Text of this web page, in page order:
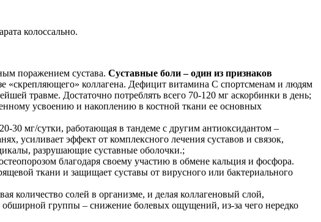
колоссально.
поражением сустава. Суставные боли – один из признаков
«скрепляющего» коллагена. Дефицит витамина С спортсменам и людям
травме. Достаточно потреблять всего 70-120 мг аскорбинки в день;
усвоению и накоплению в костной ткани ее основных
30 мг/сутки, работающая в тандеме с другим антиоксидантом –
усиливает эффект от комплексного лечения суставов и связок,
разрушающие суставные оболочки.;
благодаря своему участию в обмене кальция и фосфора.
ткани и защищает суставы от вирусного или бактериального
количество солей в организме, и делая коллагеновый слой,
группы – снижение болевых ощущений, из-за чего нередко